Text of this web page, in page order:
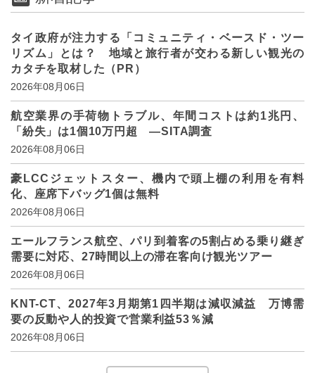
タイ政府が注力する「コミュニティ・ベースド・ツー
リズム」とは？ 地域と旅行者が交わる新しい観光の
カタチを取材した（PR）
2026年08月06日
航空業界の手荷物トラブル、年間コストは約1兆円、
「紛失」は1個10万円超 ―SITA調査
2026年08月06日
豪LCCジェットスター、機内で頭上棚の利用を有料
化、座席下バッグ1個は無料
2026年08月06日
エールフランス航空、パリ到着客の5割占める乗り継ぎ
需要に対応、27時間以上の滞在客向け観光ツアー
2026年08月06日
KNT-CT、2027年3月期第1四半期は減収減益 万博需
要の反動や人的投資で営業利益53％減
2026年08月06日